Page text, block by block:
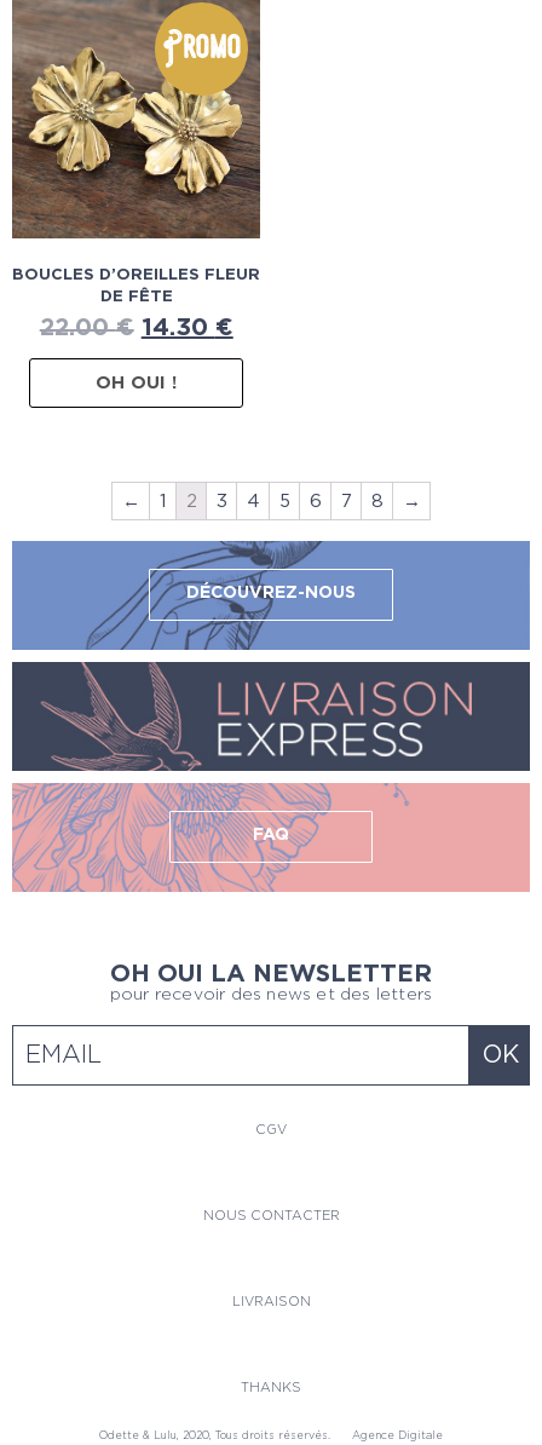
Promo
BOUCLES D’OREILLES FLEUR
DE FÊTE
22.00€ 14.30 €
OH OUI !
← 1 2 3 4 5 6 7 8 →
DÉCOUVREZ-NOUS
FAQ
OH OUI LA NEWSLETTER
pour recevoir des news et des letters
CGV
NOUS CONTACTER
LIVRAISON
THANKS
Odette & Lulu, 2020, Tous droits réservés. Agence Digitale